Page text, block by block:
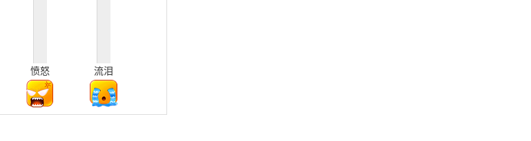
愤怒 流泪